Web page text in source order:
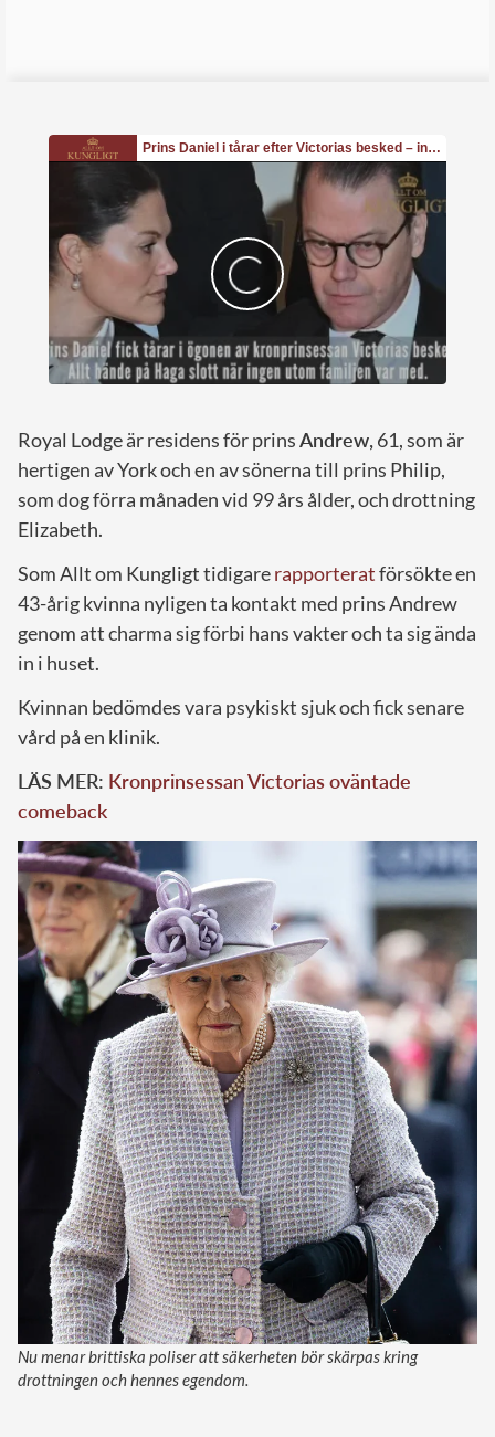
Royal Lodge är residens för prinsAndrew, 61, som är
hertigen av York och en av sönerna till prins Philip,
som dog förra månaden vid 99 års ålder, och drottning
Elizabeth.
Som Allt om Kungligt tidigarerapporteratförsökte en
43-årig kvinna nyligen ta kontakt med prins Andrew
genom att charma sig förbi hans vakter och ta sig ända
in i huset.
Kvinnan bedömdes vara psykiskt sjuk och fick senare
vård på en klinik.
LÄS MER: Kronprinsessan Victorias oväntade
comeback
Nu menar brittiska poliser att säkerheten bör skärpas kring
drottningen och hennes egendom.